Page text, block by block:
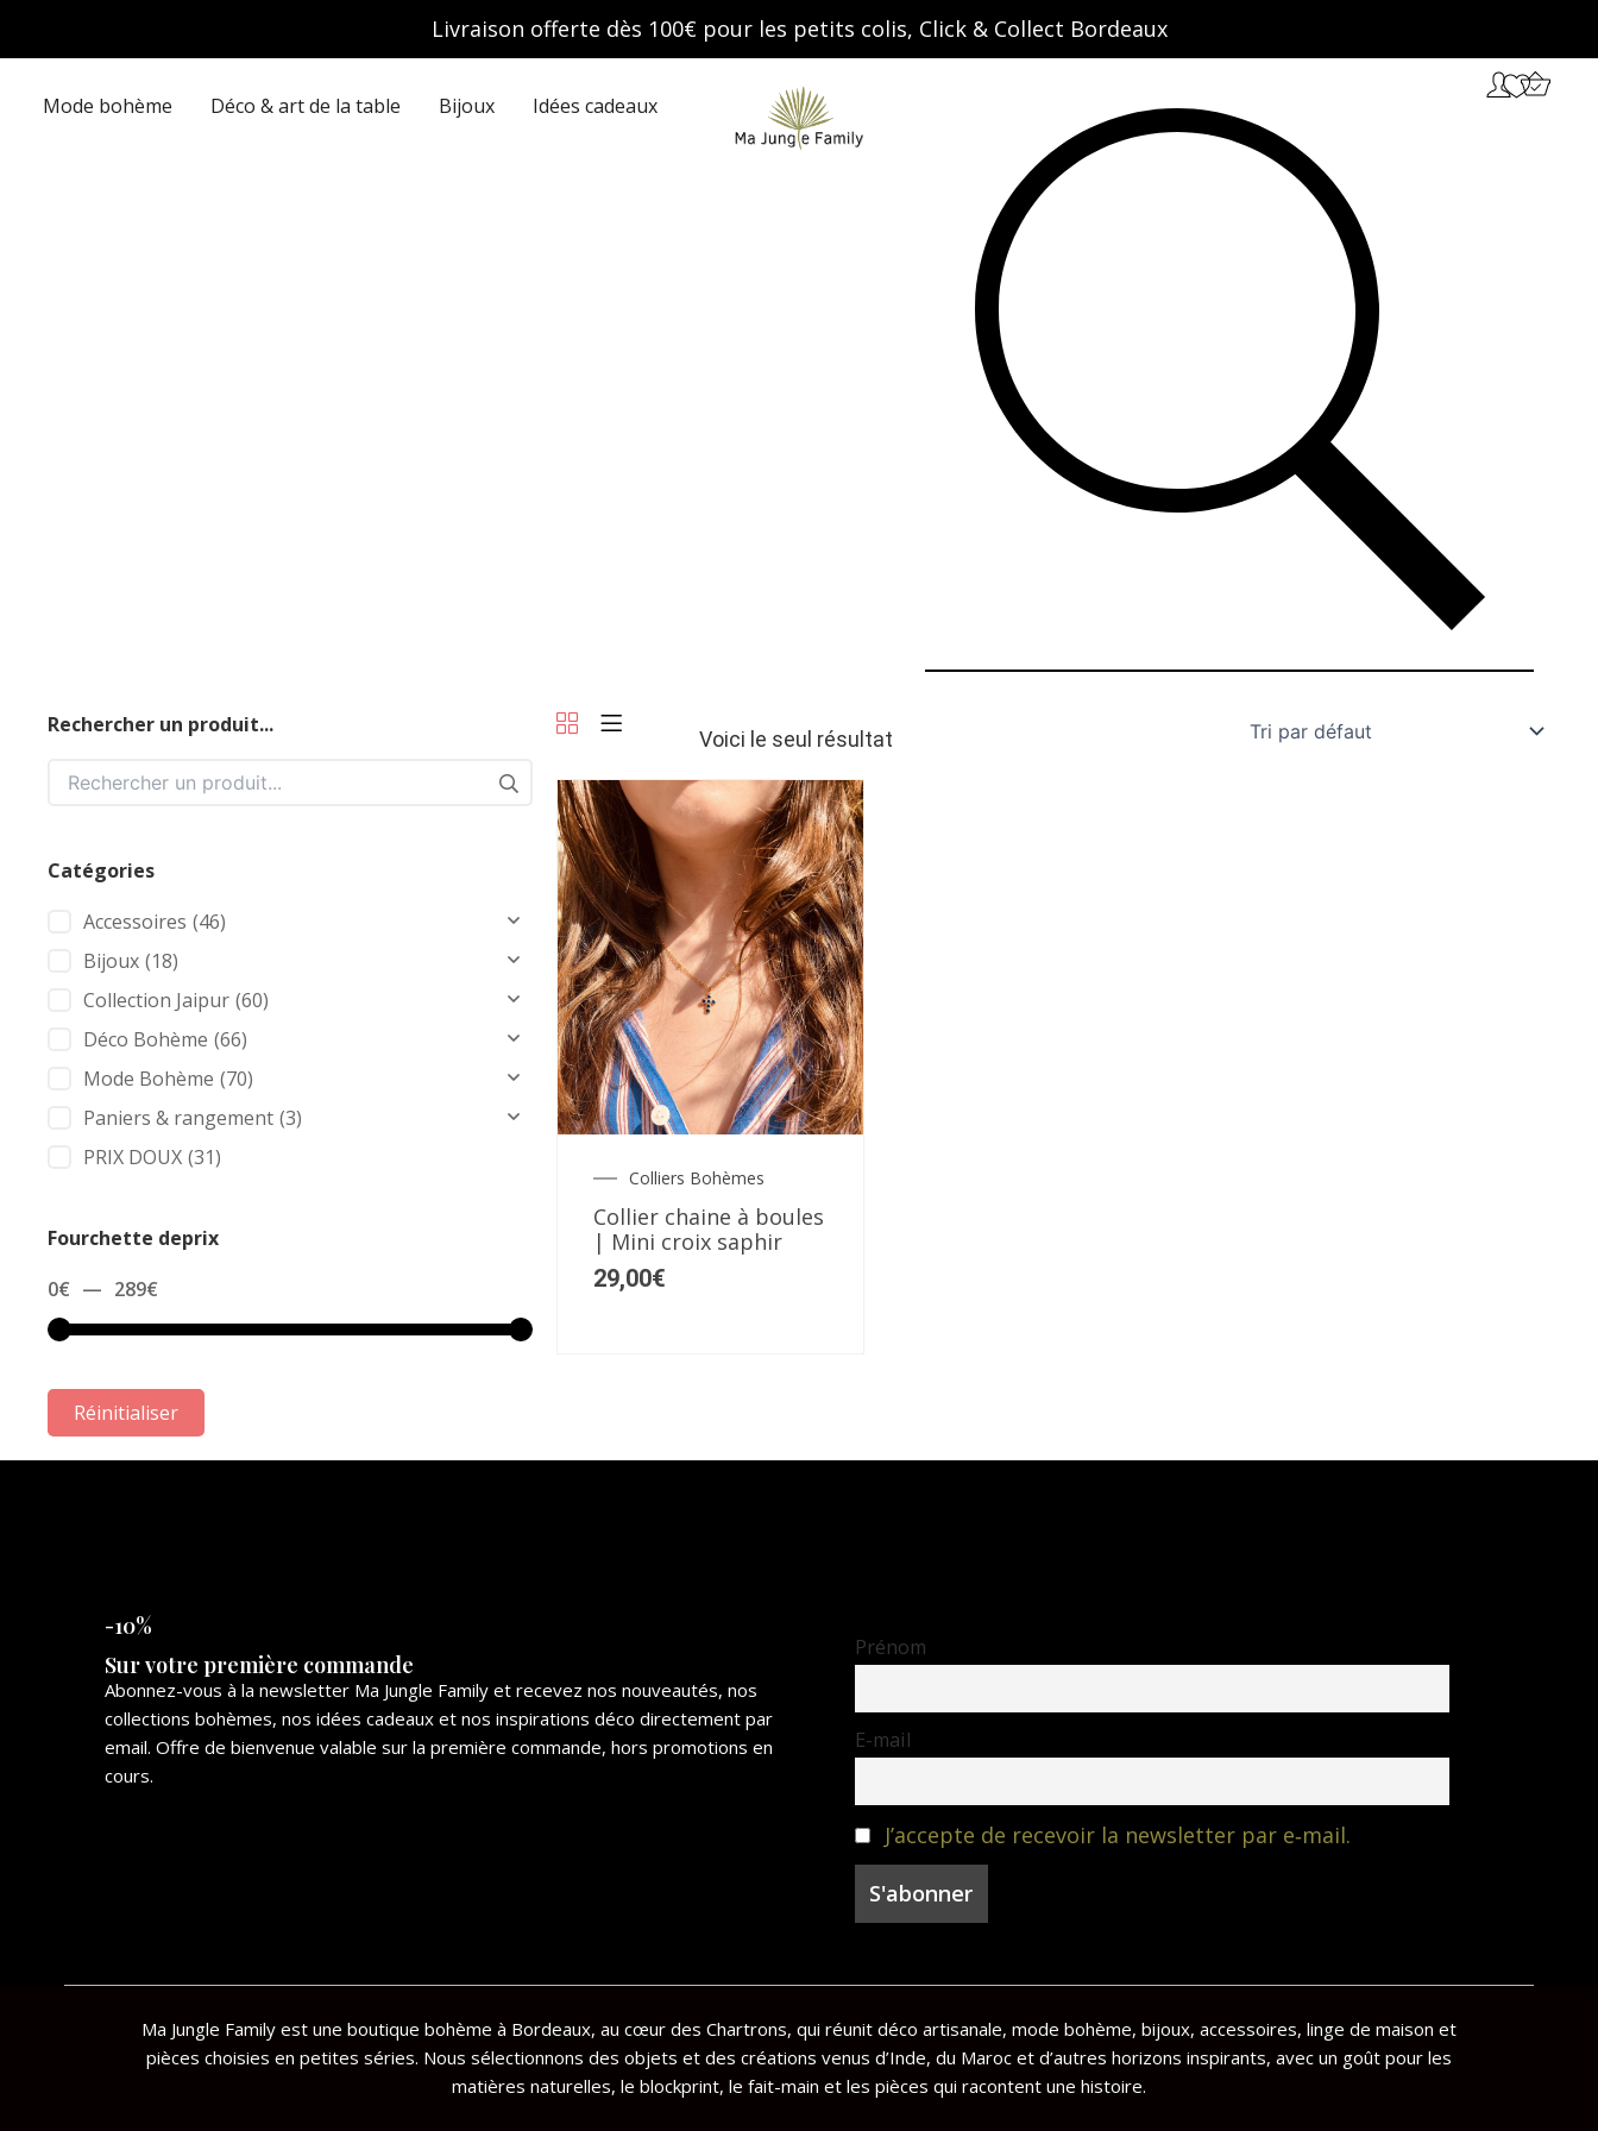
Livraison offerte dès 100€ pour les petits colis, Click & Collect Bordeaux
Mode bohème Déco & art de la table Bijoux Idées cadeaux
Rechercher un produit...
Catégories
Accessoires (46)
Bijoux (18)
Collection Jaipur (60)
Déco Bohème (66)
Mode Bohème (70)
Paniers & rangement (3)
PRIX DOUX (31)
Fourchette deprix
0€ — 289€
Réinitialiser
Voici le seul résultat
Colliers Bohèmes
Collier chaine à boules
| Mini croix saphir
29,00€
-10%
Sur votre première commande
Abonnez-vous à la newsletter Ma Jungle Family et recevez nos nouveautés, nos
collections bohèmes, nos idées cadeaux et nos inspirations déco directement par
email. Offre de bienvenue valable sur la première commande, hors promotions en
cours.
Prénom
E-mail
J’accepte de recevoir la newsletter par e‑mail.
Ma Jungle Family est une boutique bohème à Bordeaux, au cœur des Chartrons, qui réunit déco artisanale, mode bohème, bijoux, accessoires, linge de maison et
pièces choisies en petites séries. Nous sélectionnons des objets et des créations venus d’Inde, du Maroc et d’autres horizons inspirants, avec un goût pour les
matières naturelles, le blockprint, le fait-main et les pièces qui racontent une histoire.